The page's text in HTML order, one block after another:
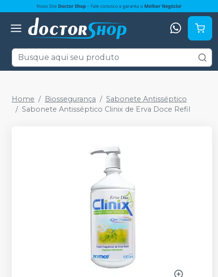
Home Biossegurança
Sabonete Antisséptico
Sabonete Antisséptico Clinix de Erva Doce Refil